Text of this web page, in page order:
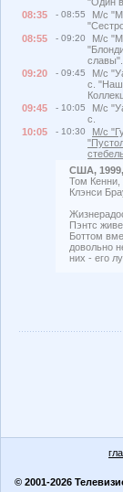
08:35
- 08:55
М/с
08:55
- 09:20
М/с
славы".
09:20
- 09:45
М/с
с. "Наш
09:45
- 10:05
М/с
с.
10:05
- 10:30
М/с
США,
Том Кенни,
Клэнси
Пэнтс
Боттом
довольно
них - его
© 2001-2026